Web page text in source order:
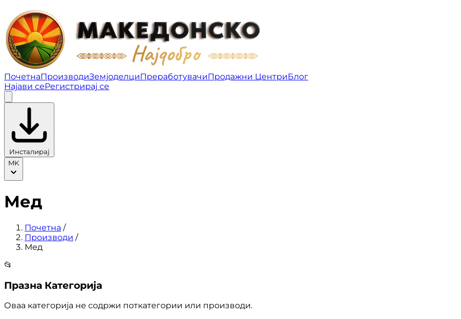
Мед | Македонско најдобро
ПочетнаПроизводиЗемјоделциПреработувачиПродажни ЦентриБлог
Најави сеРегистрирај се
Инсталирај
MK
Мед
Почетна /
Производи /
Мед
📂
Празна Категорија
Оваа категорија не содржи поткатегории или производи.